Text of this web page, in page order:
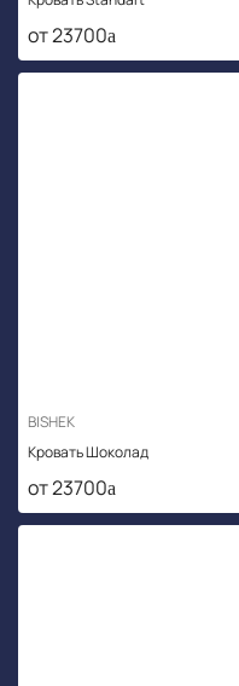
от 23700
BISHEK
Кровать Шоколад
от 23700